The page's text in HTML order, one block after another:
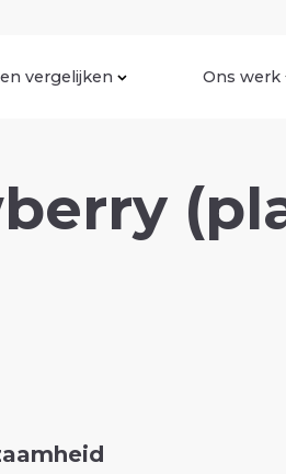
vergelijken Ons werk